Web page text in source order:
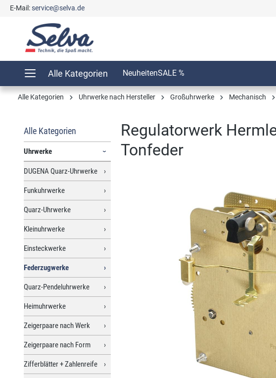
Zur Hauptnavigation springen
E-Mail:service@selva.de
Alle Kategorien NeuheitenSALE %
Alle Kategorien Uhrwerke nach Hersteller Großuhrwerke Mechanisch
Alle Kategorien
Uhrwerke
DUGENA Quarz-Uhrwerke
Funkuhrwerke
Quarz-Uhrwerke
Kleinuhrwerke
Einsteckwerke
Federzugwerke
Quarz-Pendeluhrwerke
Heimuhrwerke
Zeigerpaare nach Werk
Zeigerpaare nach Form
Zifferblätter + Zahlenreife
Regulatorwerk
Tonfeder